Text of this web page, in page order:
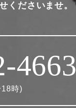
くださいませ。
4663
18時)